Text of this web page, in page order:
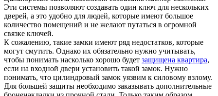
Эти системы позволяют создавать один ключ для нескольких
дверей, а это удобно для людей, которые имеют большое
количество помещений и не желают путаться в огромной
связке ключей.
К сожалению, такие замки имеют ряд недостатков, которые
могут смутить. Однако их обязательно нужно учитывать,
чтобы понимать насколько хорошо будет защищена квартира,
если на входной двери установить такой замок. Нужно
понимать, что цилиндровый замок уязвим к силовому взлому.
Для большей защиты необходимо заказывать дополнительные